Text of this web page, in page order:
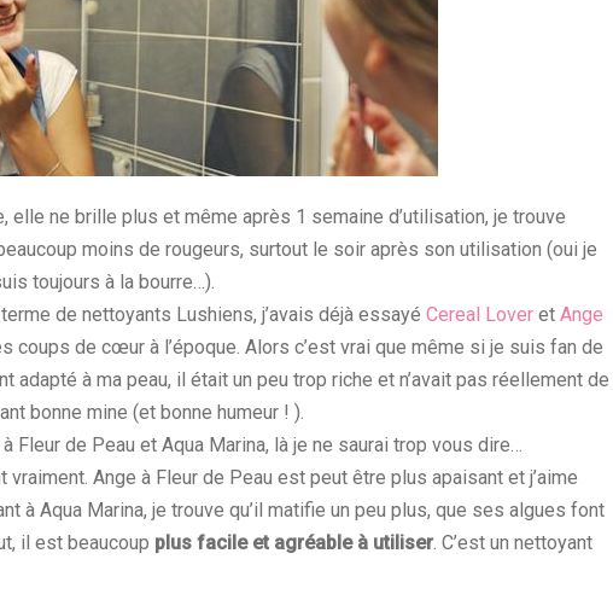
elle ne brille plus et même après 1 semaine d’utilisation, je trouve
moins de rougeurs, surtout le soir après son utilisation (oui je
toujours à la bourre…).
de nettoyants Lushiens, j’avais déjà essayé Cereal Lover et Ange
coups de cœur à l’époque. Alors c’est vrai que même si je suis fan de
adapté à ma peau, il était un peu trop riche et n’avait pas réellement de
bonne mine (et bonne humeur ! ).
Fleur de Peau et Aqua Marina, là je ne saurai trop vous dire…
Ange à Fleur de Peau est peut être plus apaisant et j’aime
à Aqua Marina, je trouve qu’il matifie un peu plus, que ses algues font
il est beaucoup plus facile et agréable à utiliser. C’est un nettoyant